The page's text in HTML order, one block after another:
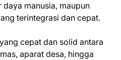
manusia, maupun
terintegrasi dan cepat.
cepat dan solid antara
aparat desa, hingga